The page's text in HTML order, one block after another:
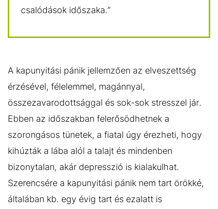
csalódások időszaka.”
A kapunyitási pánik jellemzően az elveszettség
érzésével, félelemmel, magánnyal,
összezavarodottsággal és sok-sok stresszel jár.
Ebben az időszakban felerősödhetnek a
szorongásos tünetek, a fiatal úgy érezheti, hogy
kihúzták a lába alól a talajt és mindenben
bizonytalan, akár depresszió is kialakulhat.
Szerencsére a kapunyitási pánik nem tart örökké,
általában kb. egy évig tart és ezalatt is